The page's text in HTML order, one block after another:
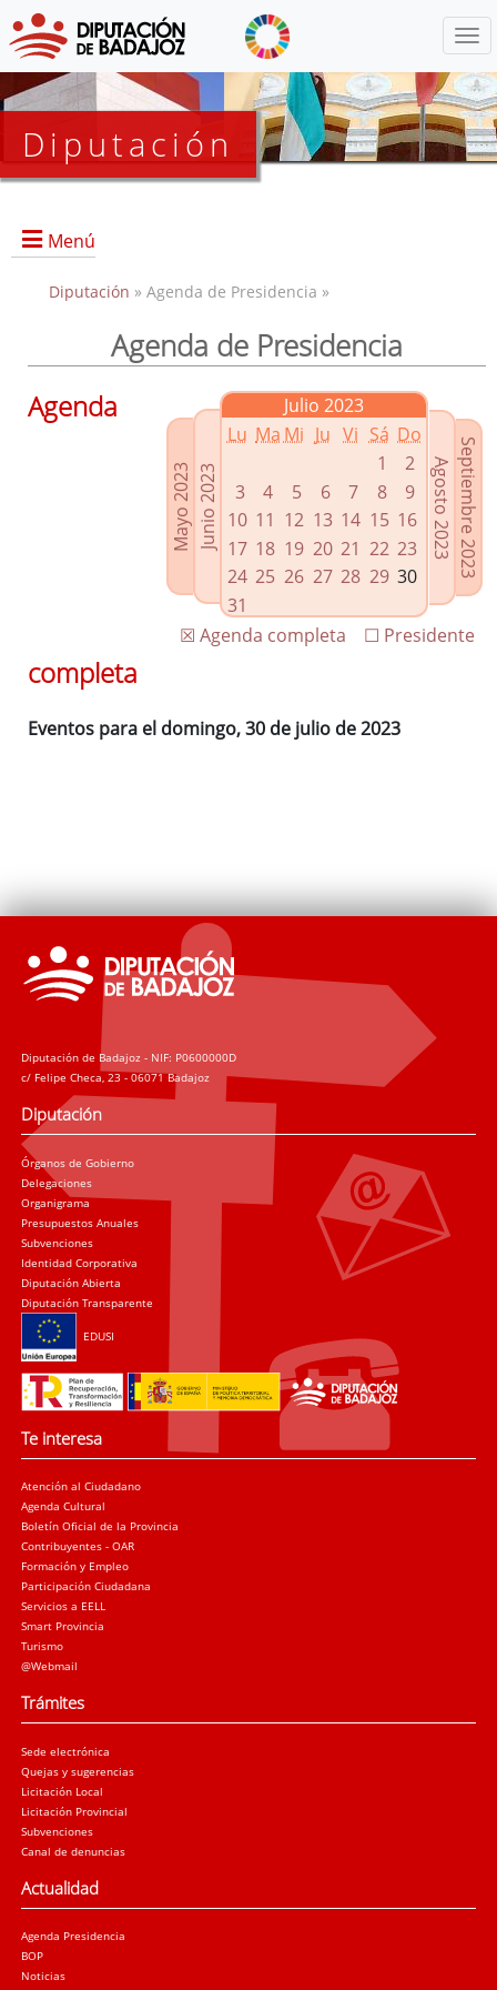
Diputación
Menú
Presidencia
Grupos Políticos
Enlaces relacionados
Agenda de Presidencia
Plenos provinciales y Juntas de gobierno
Oficina de Proyectos Europeos
Diputación » Agenda de Presidencia »
Agenda de Presidencia
Mayo 2023Junio 2023
Julio 2023
Lu Ma Mi Ju Vi Sá Do
1
2
3
4 5 6 7 8
9
10 11 12 13 14 15 16
17 18 19 20 21 22 23
24 25 26 27 28 29 30
31
Septiembre 2023
Agosto 2023
☐ Presidente
☒ Agenda completa
Agenda
completa
Eventos para el domingo, 30 de julio de 2023
Diputación de Badajoz - NIF: P0600000D
c/ Felipe Checa, 23 - 06071 Badajoz
Diputación
Órganos de Gobierno
Delegaciones
Organigrama
Presupuestos Anuales
Subvenciones
Identidad Corporativa
Diputación Abierta
Diputación Transparente
EDUSI
Te interesa
Atención al Ciudadano
Agenda Cultural
Boletín Oficial de la Provincia
Contribuyentes - OAR
Formación y Empleo
Participación Ciudadana
Servicios a EELL
Smart Provincia
Turismo
@Webmail
Trámites
Sede electrónica
Quejas y sugerencias
Licitación Local
Licitación Provincial
Subvenciones
Canal de denuncias
Actualidad
Agenda Presidencia
BOP
Noticias